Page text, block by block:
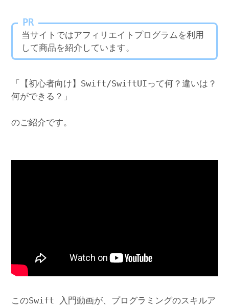
PR
当サイトではアフィリエイトプログラムを利用
して商品を紹介しています。
「【初心者向け】Swift/SwiftUIって何？違いは？
何ができる？」
のご紹介です。
このSwift 入門動画が、プログラミングのスキルア